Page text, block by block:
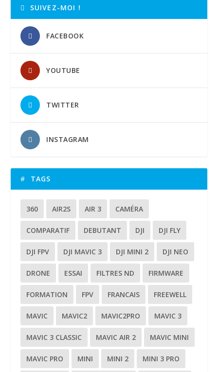
SUIVEZ-MOI !
FACEBOOK
YOUTUBE
TWITTER
INSTAGRAM
TAGS
360 AIR2S AIR 3 CAMÉRA
COMPARATIF DEBUTANT DJI DJI FLY
DJI FPV DJI MAVIC 3 DJI MINI 2 DJI NEO
DRONE ESSAI FILTRES ND FIRMWARE
FORMATION FPV FRANCAIS FREEWELL
MAVIC MAVIC2 MAVIC2PRO MAVIC 3
MAVIC 3 CLASSIC MAVIC AIR 2 MAVIC MINI
MAVIC PRO MINI MINI 2 MINI 3 PRO